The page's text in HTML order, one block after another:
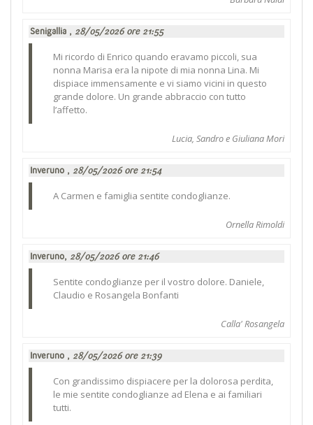
Senigallia , 28/05/2026 ore 21:55
Mi ricordo di Enrico quando eravamo piccoli, sua
nonna Marisa era la nipote di mia nonna Lina. Mi
dispiace immensamente e vi siamo vicini in questo
grande dolore. Un grande abbraccio con tutto
l’affetto.
Lucia, Sandro e Giuliana Mori
Inveruno , 28/05/2026 ore 21:54
A Carmen e famiglia sentite condoglianze.
Ornella Rimoldi
Inveruno, 28/05/2026 ore 21:46
Sentite condoglianze per il vostro dolore. Daniele,
Claudio e Rosangela Bonfanti
Calla' Rosangela
Inveruno , 28/05/2026 ore 21:39
Con grandissimo dispiacere per la dolorosa perdita,
le mie sentite condoglianze ad Elena e ai familiari
tutti.